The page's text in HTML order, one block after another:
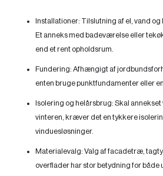
Installationer: Tilslutning af el, vand
Et anneks med badeværelse eller
end et rent opholdsrum.
Fundering: Afhængigt af
enten bruge punktfundamenter eller
Isolering og helårsbrug: Skal
vinteren, kræver det en tykkere
vinduesløsninger.
Materialevalg: Valg af facadetræ,
overflader har stor betydning for både